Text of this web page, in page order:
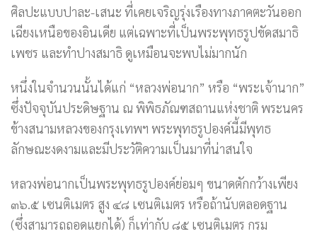
ศิลปะแบบปาละ-เสนะ ที่เคยเจริญรุ่งเรืองทางภาคตะวันออก
เฉียงเหนือของอินเดีย แต่เฉพาะที่เป็นพระพุทธรูปขัดสมาธิ
เพชร และทำปางสมาธิ ดูเหมือนจะพบไม่มากนัก
หนึ่งในจำนวนนั้นได้แก่ “หลวงพ่อนาก” หรือ “พระเจ้านาก”
ซึ่งปัจจุบันประดิษฐาน ณ พิพิธภัณฑสถานแห่งชาติ พระนคร
ข้างสนามหลวงของกรุงเทพฯ พระพุทธรูปองค์นี้มีพุทธ
ลักษณะงดงามและมีประวัติความเป็นมาที่น่าสนใจ
หลวงพ่อนากเป็นพระพุทธรูปองค์ย่อมๆ ขนาดตักกว้างเพียง
๓๖.๕ เซนติเมตร สูง ๔๘ เซนติเมตร หรือถ้านับตลอดฐาน
(ซึ่งสามารถถอดแยกได้) ก็เท่ากับ ๘๕ เซนติเมตร กรม